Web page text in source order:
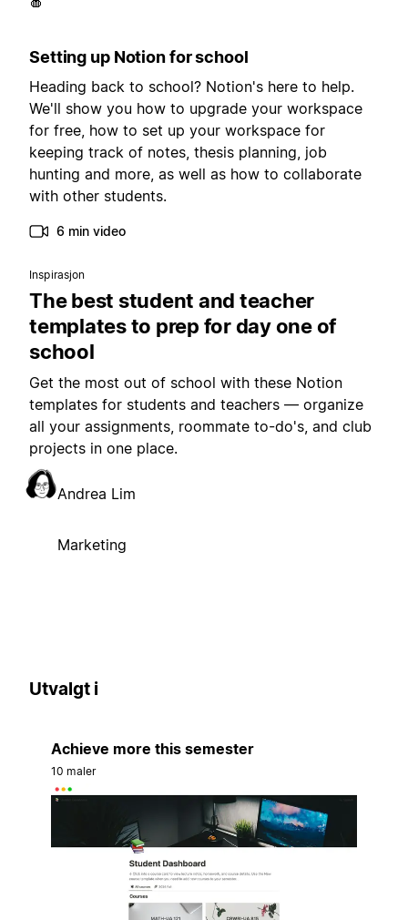
Setting up Notion for school
Heading back to school? Notion's here to help.
We'll show you how to upgrade your workspace
for free, how to set up your workspace for
keeping track of notes, thesis planning, job
hunting and more, as well as how to collaborate
with other students.
6 min video
Inspirasjon
The best student and teacher
templates to prep for day one of
school
Get the most out of school with these Notion
templates for students and teachers — organize
all your assignments, roommate to-do's, and club
projects in one place.
Andrea Lim
Marketing
Utvalgt i
Achieve more this semester
10 maler